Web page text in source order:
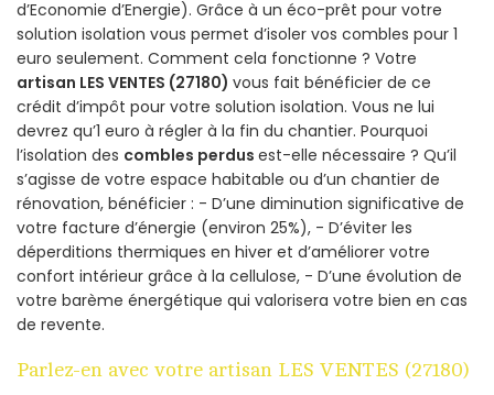
d’Economie d’Energie). Grâce à un éco-prêt pour votre
solution isolation vous permet d’isoler vos combles pour 1
euro seulement. Comment cela fonctionne ? Votre
artisan LES VENTES (27180) vous fait bénéficier de ce
crédit d’impôt pour votre solution isolation. Vous ne lui
devrez qu’1 euro à régler à la fin du chantier. Pourquoi
l’isolation des combles perdus est-elle nécessaire ? Qu’il
s’agisse de votre espace habitable ou d’un chantier de
rénovation, bénéficier : - D’une diminution significative de
votre facture d’énergie (environ 25%), - D’éviter les
déperditions thermiques en hiver et d’améliorer votre
confort intérieur grâce à la cellulose, - D’une évolution de
votre barème énergétique qui valorisera votre bien en cas
de revente.
Parlez-en avec votre artisan LES VENTES (27180)